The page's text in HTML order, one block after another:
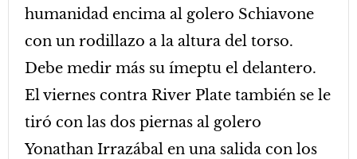
humanidad encima al golero Schiavone
con un rodillazo a la altura del torso.
Debe medir más su ímeptu el delantero.
El viernes contra River Plate también se le
tiró con las dos piernas al golero
Yonathan Irrazábal en una salida con los